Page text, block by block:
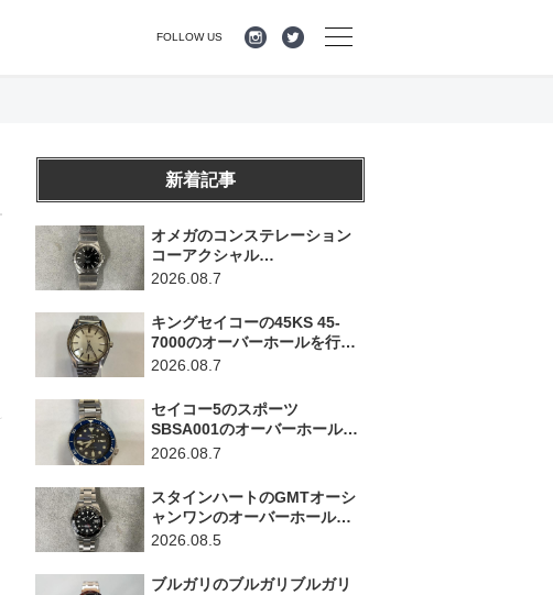
FOLLOW US
新着記事
オメガのコンステレーション
コーアクシャル
123.10.35.20.01.001のオーバ
奈川県横浜市/O様）
2026.08.7
キングセイコーの45KS 45-
7000のオーバーホールを行い
ました。（埼玉県所沢市/I様）
2026.08.7
セイコー5のスポーツ
SBSA001のオーバーホールを
行いました。（千葉県東金
2026.08.7
スタインハートのGMTオーシ
ャンワンのオーバーホールを
行いました。（神奈川県平塚
2026.08.5
ブルガリのブルガリブルガリ